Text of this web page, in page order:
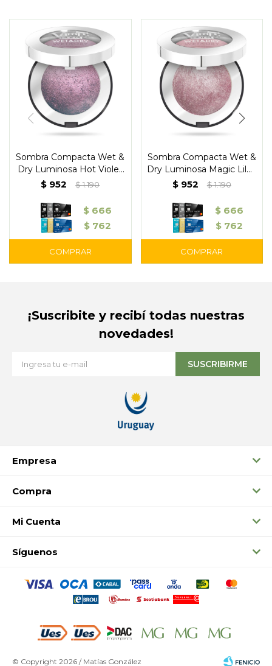
Sombra Compacta Wet &
Dry Luminosa Hot Violet
205 – Pupa
$ 952 $1.190
$ 666
$ 762
Sombra Compacta Wet &
Dry Luminosa Magic Lilac
203 – Pupa
$ 952 $1.190
$ 666
$ 762
Empresa
Compra
Mi Cuenta
Síguenos
¡Suscribite y recibí todas nuestras
novedades!
SUSCRIBIRME
© Copyright 2026 / Matías González